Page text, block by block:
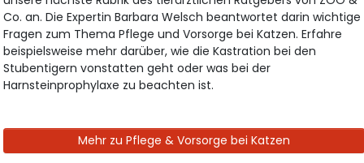
Co. an. Die Expertin Barbara Welsch beantwortet darin wichtige
Fragen zum Thema Pflege und Vorsorge bei Katzen. Erfahre
beispielsweise mehr darüber, wie die Kastration bei den
Stubentigern vonstatten geht oder was bei der
Harnsteinprophylaxe zu beachten ist.
Mehr zu Pflege & Vorsorge bei Katzen